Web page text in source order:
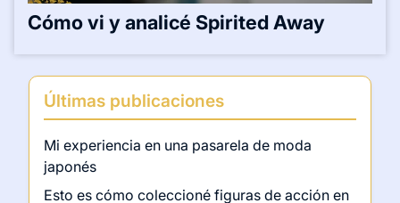
Cómo vi y analicé Spirited Away
Últimas publicaciones
Mi experiencia en una pasarela de moda
japonés
Esto es cómo coleccioné figuras de acción en